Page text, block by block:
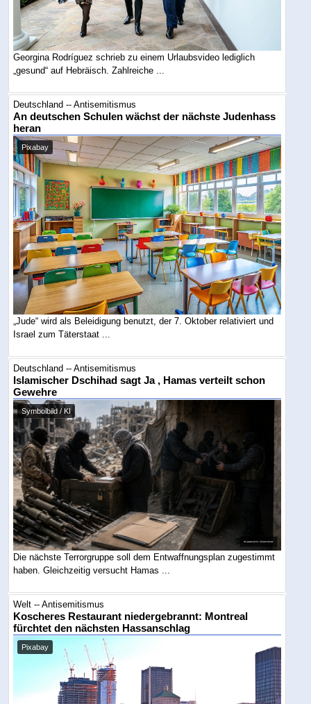
Georgina Rodríguez schrieb zu einem Urlaubsvideo lediglich
„gesund“ auf Hebräisch. Zahlreiche ...
Deutschland -- Antisemitismus
An deutschen Schulen wächst der nächste Judenhass
heran
Pixabay
„Jude“ wird als Beleidigung benutzt, der 7. Oktober relativiert und
Israel zum Täterstaat ...
Deutschland -- Antisemitismus
Islamischer Dschihad sagt Ja , Hamas verteilt schon
Gewehre
Symbolbild / KI
Die nächste Terrorgruppe soll dem Entwaffnungsplan zugestimmt
haben. Gleichzeitig versucht Hamas ...
Welt -- Antisemitismus
Koscheres Restaurant niedergebrannt: Montreal
fürchtet den nächsten Hassanschlag
Pixabay